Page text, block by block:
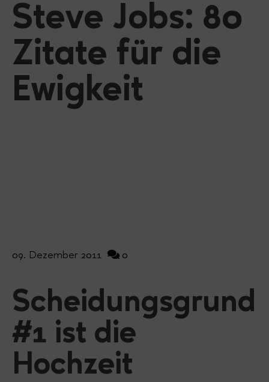
Steve Jobs: 80
Zitate für die
Ewigkeit
09. Dezember 2011 0
Scheidungsgrund
#1 ist die
Hochzeit